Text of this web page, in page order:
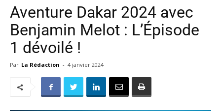
Aventure Dakar 2024 avec
Benjamin Melot : L’Épisode
1 dévoilé !
Par La Rédaction - 4 janvier 2024